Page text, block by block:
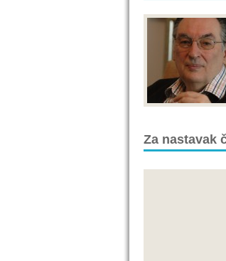
Za nastavak